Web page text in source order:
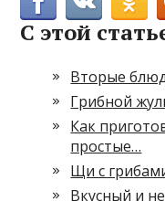
С этой
Вторые
Грибной
Как
простые…
Щи с
Вкусный и